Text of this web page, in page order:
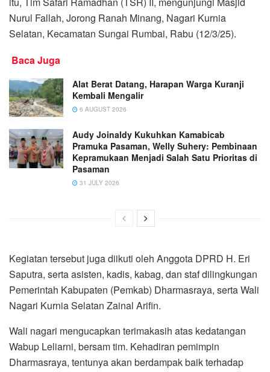
Nurul Fallah, Jorong Ranah Minang, Nagari Kurnia
Selatan, Kecamatan Sungai Rumbai, Rabu (12/3/25).
Baca Juga
Alat Berat Datang, Harapan Warga Kuranji
Kembali Mengalir
6 AUGUST 2026
Audy Joinaldy Kukuhkan Kamabicab
Pramuka Pasaman, Welly Suhery: Pembinaan
Kepramukaan Menjadi Salah Satu Prioritas di
Pasaman
31 JULY 2026
Kegiatan tersebut juga diikuti oleh Anggota DPRD H. Eri
Saputra, serta asisten, kadis, kabag, dan staf dilingkungan
Pemerintah Kabupaten (Pemkab) Dharmasraya, serta Wali
Nagari Kurnia Selatan Zainal Arifin.
Wali nagari mengucapkan terimakasih atas kedatangan
Wabup Leliarni, bersam tim. Kehadiran pemimpin
Dharmasraya, tentunya akan berdampak baik terhadap